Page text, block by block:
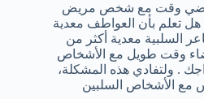
تقضي وقت مع شخص مريض
تعلم بأن العواطف معدية
السلبية معدية أكثر من
قضاء وقت طويل مع الأشخاص
. ولتفادي هذه المشكلة،
مع الأشخاص السلبين